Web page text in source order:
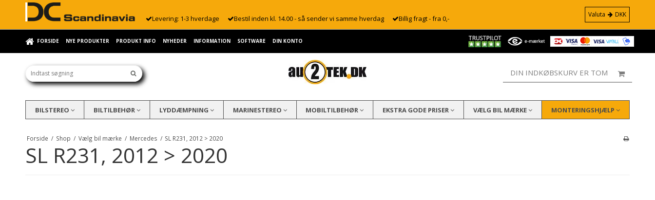
Levering: 1-3 hverdage Bestil inden kl. 14.00 - så sender vi samme hverdag Billig fragt - fra 0,- Valuta DKK
FORSIDE NYE PRODUKTER PRODUKT INFO NYHEDER INFORMATION SOFTWARE DIN KONTO
DIN INDKØBSKURV ER TOM
BILSTEREO BILTILBEHØR LYDDÆMPNING MARINESTEREO MOBILTILBEHØR EKSTRA GODE PRISER VÆLG BIL MÆRKE MONTERINGSHJÆLP
Forside / Shop / Vælg bil mærke / Mercedes / SL R231, 2012 > 2020
SL R231, 2012 > 2020